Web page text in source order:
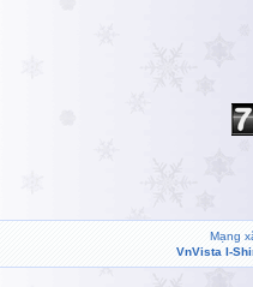
Mạng
VnVista I-